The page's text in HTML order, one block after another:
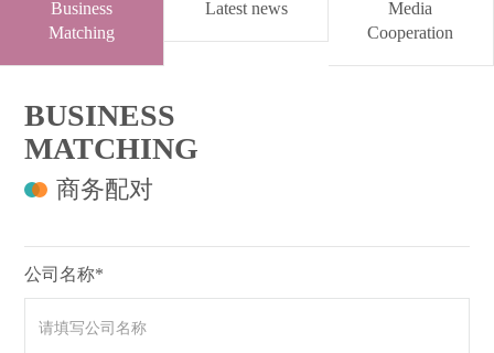
Business
Matching
Latest news
Media
Cooperation
BUSINESS
MATCHING
商务配对
公司名称*